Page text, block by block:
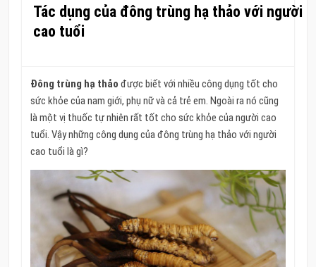
Tác dụng của đông trùng hạ thảo với người
cao tuổi
Đông trùng hạ thảo được biết với nhiều công dụng tốt cho
sức khỏe của nam giới, phụ nữ và cả trẻ em. Ngoài ra nó cũng
là một vị thuốc tự nhiên rất tốt cho sức khỏe của người cao
tuổi. Vậy những công dụng của đông trùng hạ thảo với người
cao tuổi là gì?